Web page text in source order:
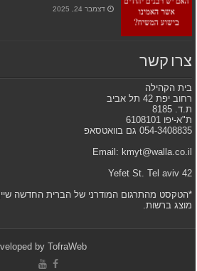
דצמבר 24, 2025
צרו קשר
בית הקהילה
רחוב יפת 42 תל אביב
ת.ד. 8185
ת"א-יפו 6108101
054-3408835 גם בוואטסאפ
Email: kmyt@walla.co.il
42 Yefet St. Tel aviv
*הטקסט מהתרגום המודרני של הברית החדשה
מוצג ברשות.
by TofraWeb